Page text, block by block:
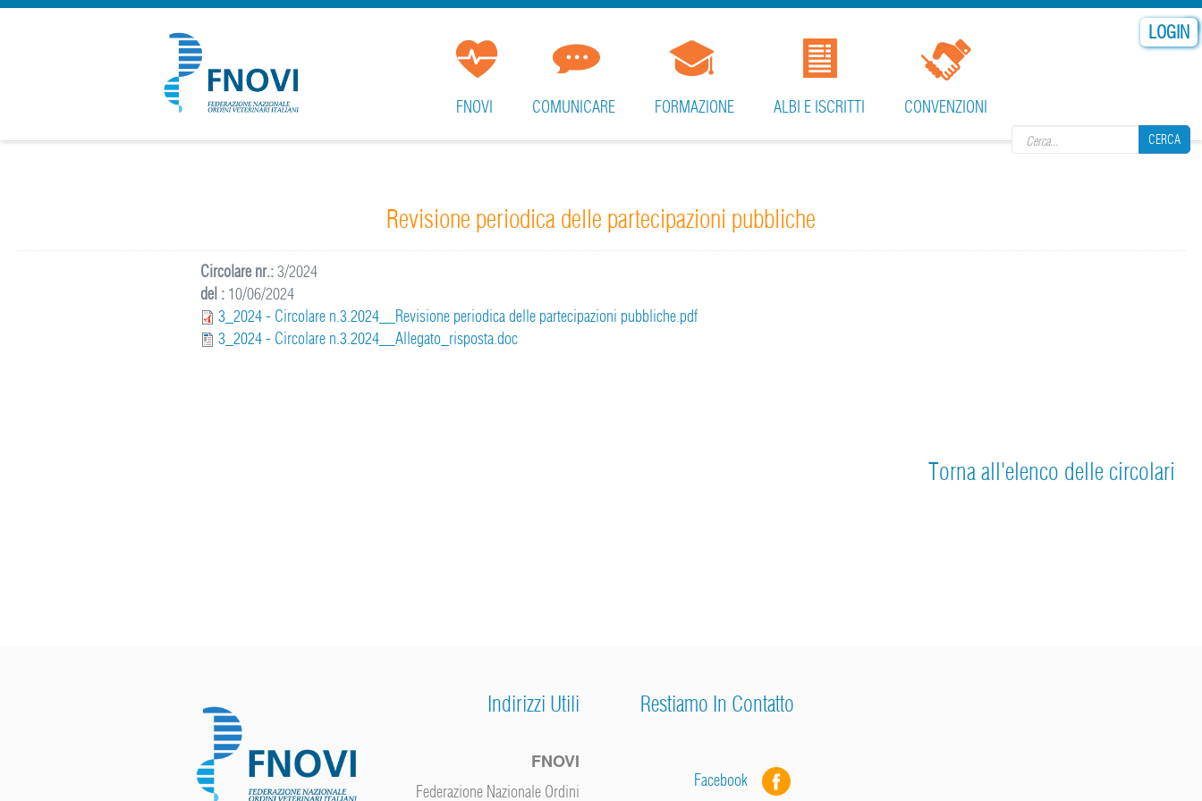
LOGIN
CERCA
FNOVI COMUNICARE FORMAZIONE ALBI E ISCRITTI CONVENZIONI
Revisione periodica delle partecipazioni pubbliche
Circolare nr.:3/2024
del : 10/06/2024
3_2024 - Circolare n.3.2024__Revisione periodica delle partecipazioni pubbliche.pdf
3_2024 - Circolare n.3.2024__Allegato_risposta.doc
Torna all'elenco delle circolari
Indirizzi Utili
FNOVI
Federazione Nazionale Ordini
Restiamo In Contatto
Facebook